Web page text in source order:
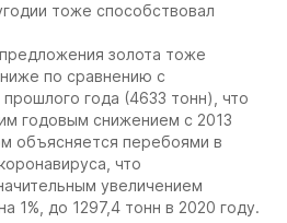
тоже способствовал
золота тоже
по сравнению с
года (4633 тонн), что
годовым снижением с 2013
объясняется перебоями в
что
увеличением
1%, до 1297,4 тонн в 2020 году.